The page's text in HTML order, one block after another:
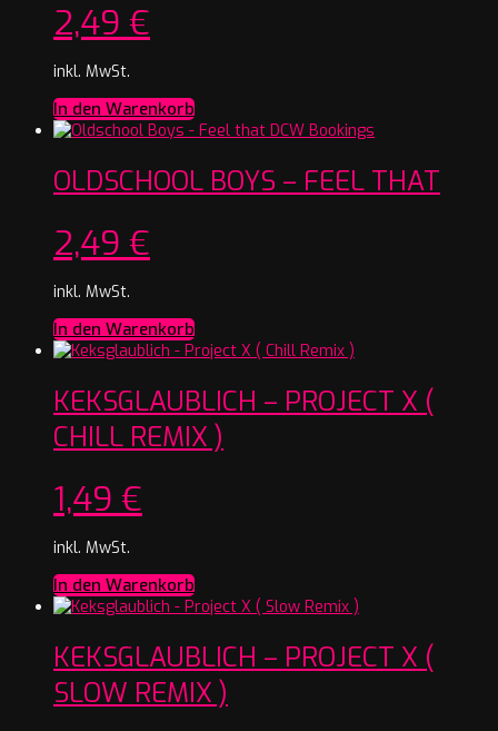
2,49 €
inkl. MwSt.
In den Warenkorb
OLDSCHOOL BOYS – FEEL THAT
2,49 €
inkl. MwSt.
In den Warenkorb
KEKSGLAUBLICH – PROJECT X (
CHILL REMIX )
1,49 €
inkl. MwSt.
In den Warenkorb
KEKSGLAUBLICH – PROJECT X (
SLOW REMIX )